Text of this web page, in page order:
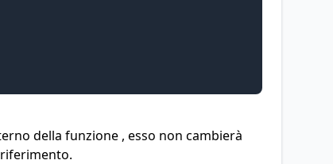
della funzione , esso non cambierà